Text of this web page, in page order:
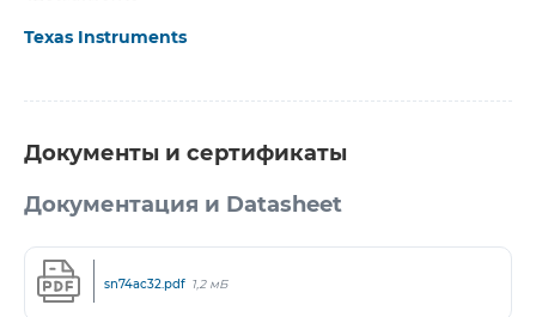
Texas Instruments
Документы и сертификаты
Документация и Datasheet
sn74ac32.pdf 1,2 мБ